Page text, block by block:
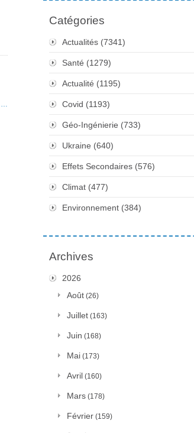
Catégories
Actualités (7341)
Santé (1279)
Actualité (1195)
Covid (1193)
Géo-Ingénierie (733)
Ukraine (640)
Effets Secondaires (576)
Climat (477)
Environnement (384)
Archives
2026
Août (26)
Juillet (163)
Juin (168)
Mai (173)
Avril (160)
Mars (178)
Février (159)